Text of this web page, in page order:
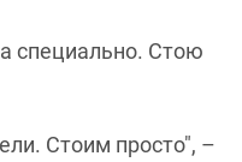
специально. Стою
Стоим просто", –